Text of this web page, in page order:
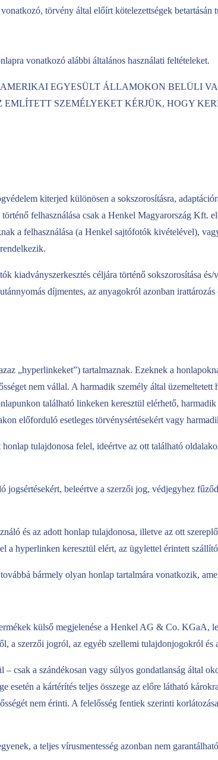
törvény által előírt kötelezettségek
vonatkozó alábbi általános használati feltételeket.
EGYESÜLT ÁLLAMOKON BELÜLI
SZEMÉLYEKET KÉRJÜK, HOGY
kiterjed különösen a sokszorosításra,
felhasználása csak a Henkel Magyarország Kft.
a felhasználása (a Henkel sajtófotók kivételével),
kiadványszerkesztés céljára történő sokszorosítása
díjmentes, az anyagokról azonban irattározás
„hyperlinkeket”) tartalmaznak. Ezeknek a
nem vállal. A harmadik személy által
található linkeken keresztül elérhető,
előforduló esetleges törvénysértésekért vagy
tulajdonosa felel, ideértve az ott található
beleértve a szerzői jog, védjegyhez
és az adott honlap tulajdonosa, illetve az ott
hyperlinken keresztül elért, az ügylettel érintett
bármely olyan honlap tartalmára vonatkozik,
külső megjelenése a Henkel AG & Co. KGaA,
a szerzői jogról, az egyéb szellemi tulajdonjogokról
csak a szándékosan vagy súlyos gondatlanság által
esetén a kártérítés teljes összege az előre látható
nem érinti. A felelősség fentiek szerinti
a teljes vírusmentesség azonban nem